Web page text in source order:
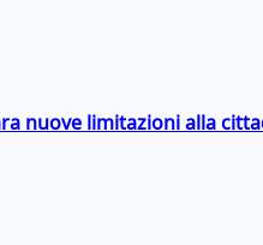
nuove limitazioni alla